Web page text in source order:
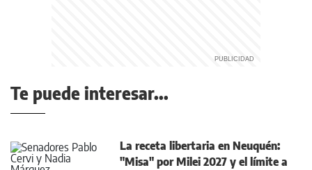
Te puede interesar...
La receta libertaria en Neuquén:
"Misa" por Milei 2027 y el límite a